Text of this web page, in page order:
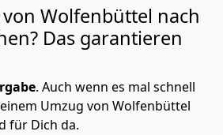
Wolfenbüttel nach
Das garantieren
. Auch wenn es mal schnell
Umzug von Wolfenbüttel
für Dich da.